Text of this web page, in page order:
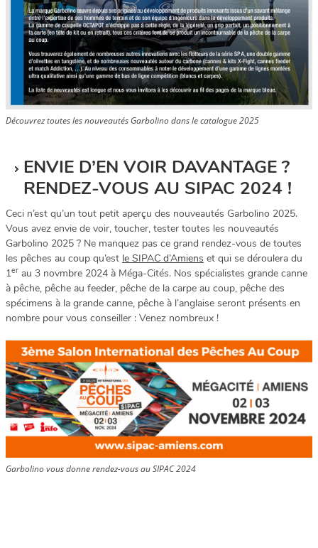
Découvrez toutes les nouveautés Garbolino dans le catalogue 2025
ENVIE D’EN VOIR DAVANTAGE ?
RENDEZ-VOUS AU SIPAC 2024 !
Ceci n’est qu’un tout petit aperçu des nouveautés Garbolino 2025.
Vous avez envie de voir, toucher, tester toutes les nouveautés
Garbolino 2025 ? Ne manquez pas ce grand rendez-vous de toutes
les pêches au coup qu’est le SIPAC d’Amiens et qui se déroulera du
1er au 3 novmbre 2024 à Méga-Cités. Nos spécialistes grande canne
à pêche, pêche au feeder, pêche de la carpe au coup, pêche des
spécimens à la grande canne, pêche à l’anglaise seront présents en
nombre pour vous conseiller : Venez nombreux !
Garbolino vous donne rendez-vous au SIPAC 2024